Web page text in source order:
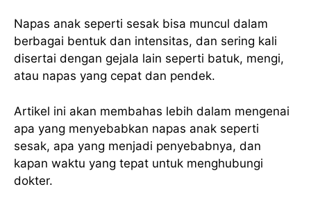
Napas anak seperti sesak bisa muncul dalam
berbagai bentuk dan intensitas, dan sering kali
disertai dengan gejala lain seperti batuk, mengi,
atau napas yang cepat dan pendek.
Artikel ini akan membahas lebih dalam mengenai
apa yang menyebabkan napas anak seperti
sesak, apa yang menjadi penyebabnya, dan
kapan waktu yang tepat untuk menghubungi
dokter.